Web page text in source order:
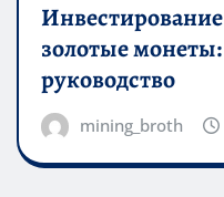
золотые
руководство
mining_broth